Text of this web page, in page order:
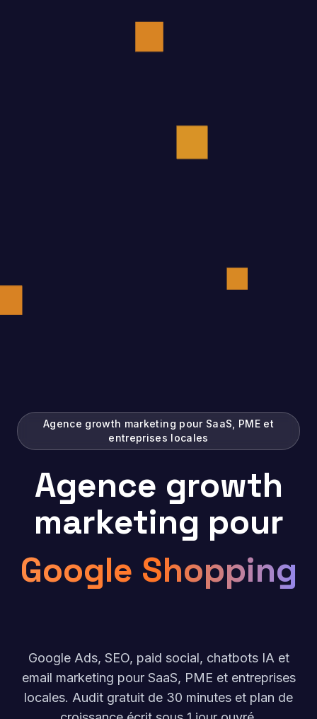
Agence growth marketing pour SaaS, PME et
entreprises locales
Agence growth
marketing pour
Google Shopping
Google Ads, SEO, paid social, chatbots IA et
email marketing pour SaaS, PME et entreprises
locales. Audit gratuit de 30 minutes et plan de